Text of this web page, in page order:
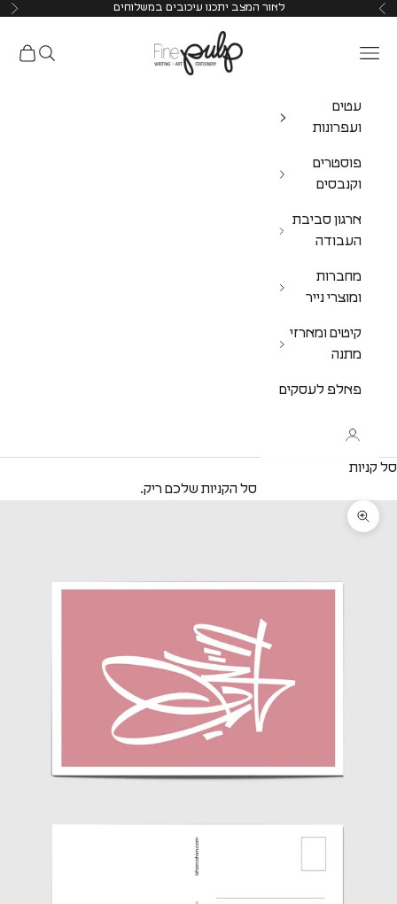
לאור המצב יתכנו עיכובים במשלוחים
Pulp Shop
עטים
ועפרונות
פוסטרים
וקנבסים
ארגון סביבת
העבודה
מחברות
ומוצרי נייר
קיטים ומארזי
מתנה
פאלפ לעסקים
סל קניות
סל הקניות שלכם ריק.